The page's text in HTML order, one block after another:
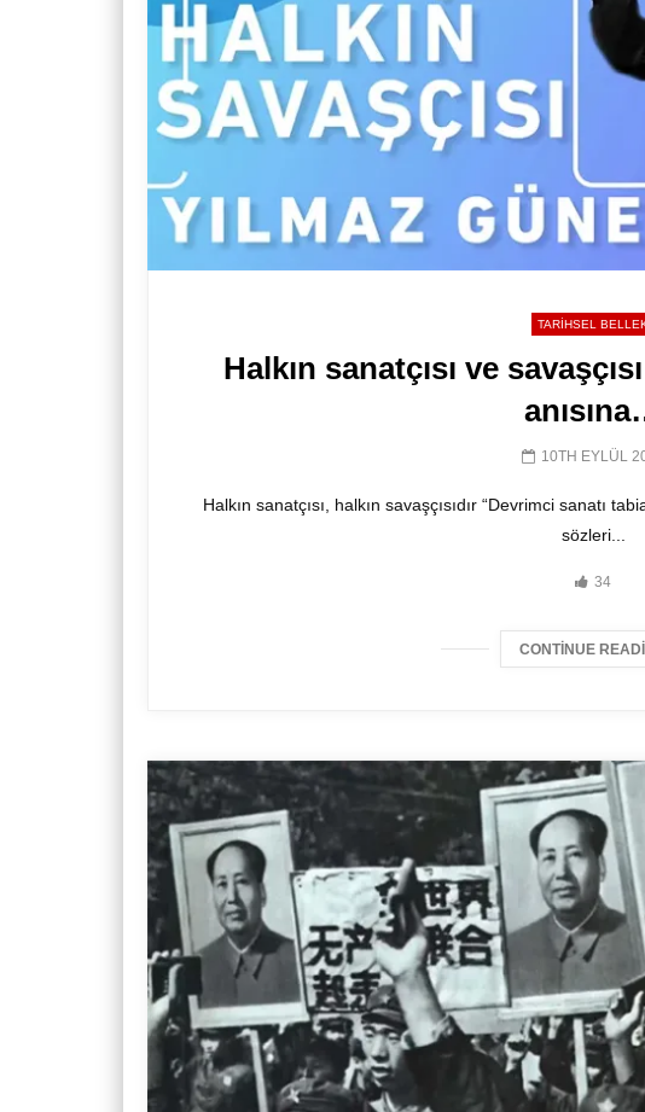
TARIHSEL
Halkın sanatçısı ve
10TH EYLÜL
Halkın sanatçısı, halkın savaşçısıdır “Devrimci sanatı
sözleri...
34
CONTINUE